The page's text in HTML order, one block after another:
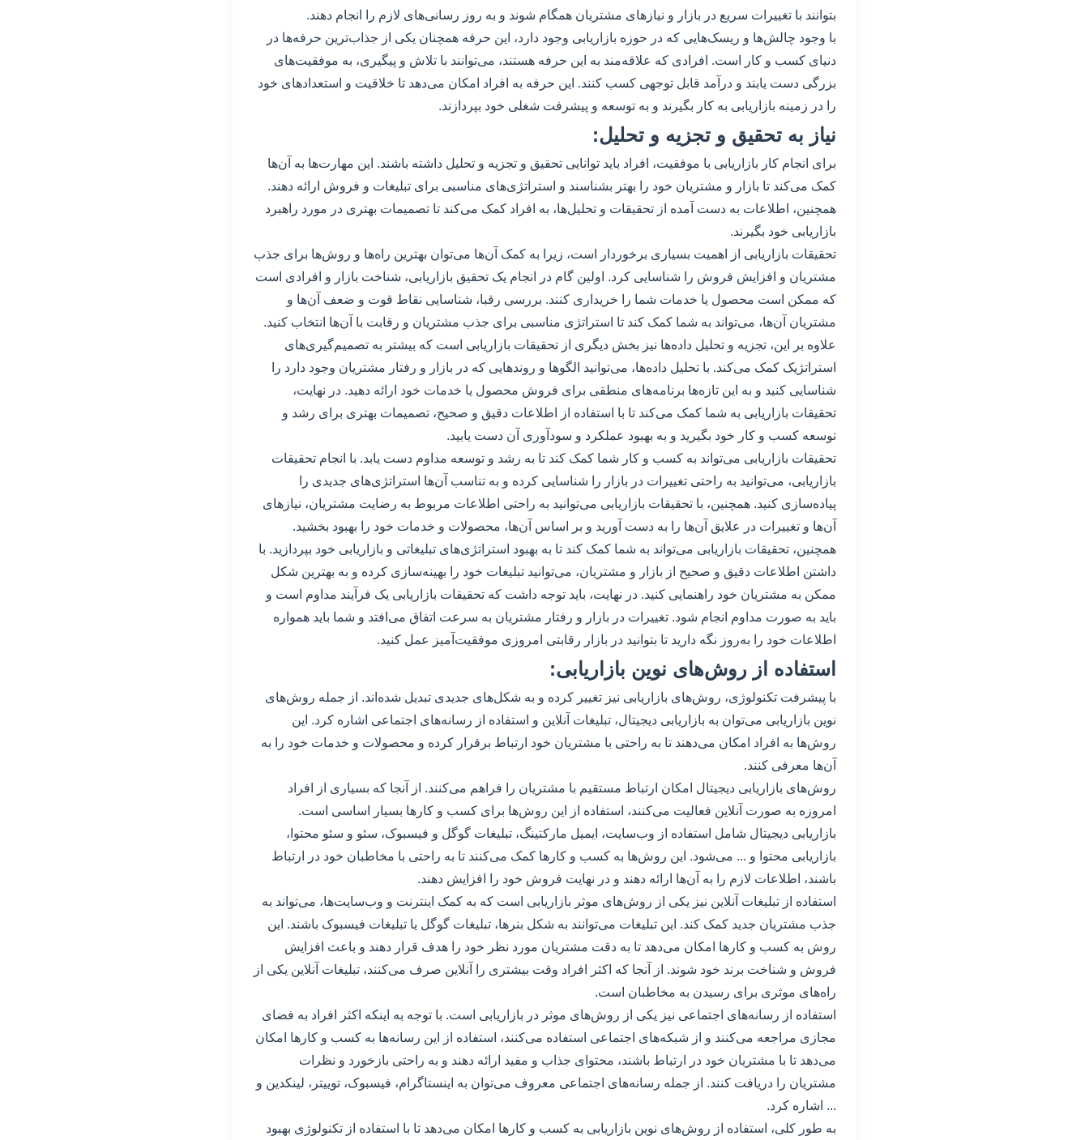
بتوانند با تغییرات سریع در بازار و نیازهای مشتریان همگام شوند و به روز رسانی‌های لازم را انجام دهند.
با وجود چالش‌ها و ریسک‌هایی که در حوزه بازاریابی وجود دارد، این حرفه همچنان یکی از جذاب‌ترین حرفه‌ها در
دنیای کسب و کار است. افرادی که علاقه‌مند به این حرفه هستند، می‌توانند با تلاش و پیگیری، به موفقیت‌های
بزرگی دست یابند و درآمد قابل توجهی کسب کنند. این حرفه به افراد امکان می‌دهد تا خلاقیت و استعداد‌های خود
را در زمینه بازاریابی به کار بگیرند و به توسعه و پیشرفت شغلی خود بپردازند.
نیاز به تحقیق و تجزیه و تحلیل:
برای انجام کار بازاریابی با موفقیت، افراد باید توانایی تحقیق و تجزیه و تحلیل داشته باشند. این مهارت‌ها به آن‌ها
کمک می‌کند تا بازار و مشتریان خود را بهتر بشناسند و استراتژی‌های مناسبی برای تبلیغات و فروش ارائه دهند.
همچنین، اطلاعات به دست آمده از تحقیقات و تحلیل‌ها، به افراد کمک می‌کند تا تصمیمات بهتری در مورد راهبرد
بازاریابی خود بگیرند.
تحقیقات بازاریابی از اهمیت بسیاری برخوردار است، زیرا به کمک آن‌ها می‌توان بهترین راه‌ها و روش‌ها برای جذب
مشتریان و افزایش فروش را شناسایی کرد. اولین گام در انجام یک تحقیق بازاریابی، شناخت بازار و افرادی است
که ممکن است محصول یا خدمات شما را خریداری کنند. بررسی رقبا، شناسایی نقاط قوت و ضعف آن‌ها و
مشتریان آن‌ها، می‌تواند به شما کمک کند تا استراتژی مناسبی برای جذب مشتریان و رقابت با آن‌ها انتخاب کنید.
علاوه بر این، تجزیه و تحلیل داده‌ها نیز بخش دیگری از تحقیقات بازاریابی است که بیشتر به تصمیم‌گیری‌های
استراتژیک کمک می‌کند. با تحلیل داده‌ها، می‌توانید الگوها و روندهایی که در بازار و رفتار مشتریان وجود دارد را
شناسایی کنید و به این تازه‌ها برنامه‌های منطقی برای فروش محصول یا خدمات خود ارائه دهید. در نهایت،
تحقیقات بازاریابی به شما کمک می‌کند تا با استفاده از اطلاعات دقیق و صحیح، تصمیمات بهتری برای رشد و
توسعه کسب و کار خود بگیرید و به بهبود عملکرد و سودآوری آن دست یابید.
تحقیقات بازاریابی می‌تواند به کسب و کار شما کمک کند تا به رشد و توسعه مداوم دست یابد. با انجام تحقیقات
بازاریابی، می‌توانید به راحتی تغییرات در بازار را شناسایی کرده و به تناسب آن‌ها استراتژی‌های جدیدی را
پیاده‌سازی کنید. همچنین، با تحقیقات بازاریابی می‌توانید به راحتی اطلاعات مربوط به رضایت مشتریان، نیازهای
آن‌ها و تغییرات در علایق آن‌ها را به دست آورید و بر اساس آن‌ها، محصولات و خدمات خود را بهبود بخشید.
همچنین، تحقیقات بازاریابی می‌تواند به شما کمک کند تا به بهبود استراتژی‌های تبلیغاتی و بازاریابی خود بپردازید. با
داشتن اطلاعات دقیق و صحیح از بازار و مشتریان، می‌توانید تبلیغات خود را بهینه‌سازی کرده و به بهترین شکل
ممکن به مشتریان خود راهنمایی کنید. در نهایت، باید توجه داشت که تحقیقات بازاریابی یک فرآیند مداوم است و
باید به صورت مداوم انجام شود. تغییرات در بازار و رفتار مشتریان به سرعت اتفاق می‌افتد و شما باید همواره
اطلاعات خود را به‌روز نگه دارید تا بتوانید در بازار رقابتی امروزی موفقیت‌آمیز عمل کنید.
استفاده از روش‌های نوین بازاریابی:
با پیشرفت تکنولوژی، روش‌های بازاریابی نیز تغییر کرده و به شکل‌های جدیدی تبدیل شده‌اند. از جمله روش‌های
نوین بازاریابی می‌توان به بازاریابی دیجیتال، تبلیغات آنلاین و استفاده از رسانه‌های اجتماعی اشاره کرد. این
روش‌ها به افراد امکان می‌دهند تا به راحتی با مشتریان خود ارتباط برقرار کرده و محصولات و خدمات خود را به
آن‌ها معرفی کنند.
روش‌های بازاریابی دیجیتال امکان ارتباط مستقیم با مشتریان را فراهم می‌کنند. از آنجا که بسیاری از افراد
امروزه به صورت آنلاین فعالیت می‌کنند، استفاده از این روش‌ها برای کسب و کارها بسیار اساسی است.
بازاریابی دیجیتال شامل استفاده از وب‌سایت، ایمیل مارکتینگ، تبلیغات گوگل و فیسبوک، سئو و سئو محتوا،
بازاریابی محتوا و ... می‌شود. این روش‌ها به کسب و کارها کمک می‌کنند تا به راحتی با مخاطبان خود در ارتباط
باشند، اطلاعات لازم را به آن‌ها ارائه دهند و در نهایت فروش خود را افزایش دهند.
استفاده از تبلیغات آنلاین نیز یکی از روش‌های موثر بازاریابی است که به کمک اینترنت و وب‌سایت‌ها، می‌تواند به
جذب مشتریان جدید کمک کند. این تبلیغات می‌توانند به شکل بنرها، تبلیغات گوگل یا تبلیغات فیسبوک باشند. این
روش به کسب و کارها امکان می‌دهد تا به دقت مشتریان مورد نظر خود را هدف قرار دهند و باعث افزایش
فروش و شناخت برند خود شوند. از آنجا که اکثر افراد وقت بیشتری را آنلاین صرف می‌کنند، تبلیغات آنلاین یکی از
راه‌های موثری برای رسیدن به مخاطبان است.
استفاده از رسانه‌های اجتماعی نیز یکی از روش‌های موثر در بازاریابی است. با توجه به اینکه اکثر افراد به فضای
مجازی مراجعه می‌کنند و از شبکه‌های اجتماعی استفاده می‌کنند، استفاده از این رسانه‌ها به کسب و کارها امکان
می‌دهد تا با مشتریان خود در ارتباط باشند، محتوای جذاب و مفید ارائه دهند و به راحتی بازخورد و نظرات
مشتریان را دریافت کنند. از جمله رسانه‌های اجتماعی معروف می‌توان به اینستاگرام، فیسبوک، توییتر، لینکدین و
... اشاره کرد.
به طور کلی، استفاده از روش‌های نوین بازاریابی به کسب و کارها امکان می‌دهد تا با استفاده از تکنولوژی بهبود